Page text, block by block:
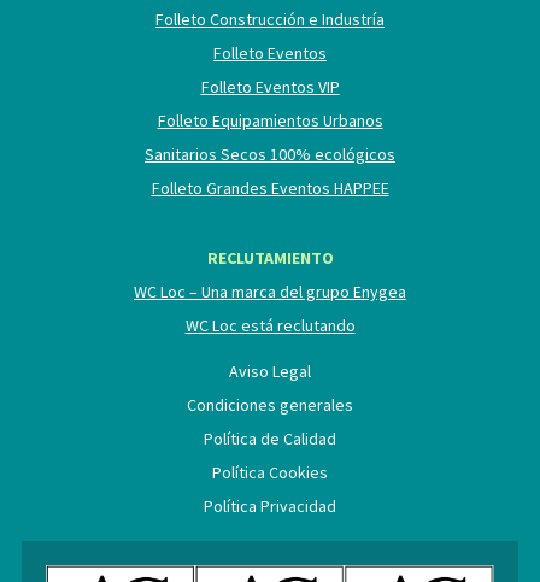
Folleto Construcción e Industría
Folleto Eventos
Folleto Eventos VIP
Folleto Equipamientos Urbanos
Sanitarios Secos 100% ecológicos
Folleto Grandes Eventos HAPPEE
RECLUTAMIENTO
WC Loc – Una marca del grupo Enygea
WC Loc está reclutando
Aviso Legal
Condiciones generales
Política de Calidad
Política Cookies
Política Privacidad